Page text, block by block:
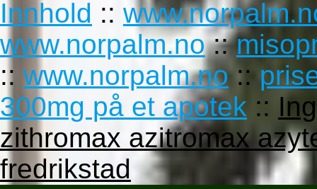
Innhold ::
www.norpalm.no::
:: www.norpalm.no::
300mg på et apotek ::
zithromax azitromax
fredrikstad